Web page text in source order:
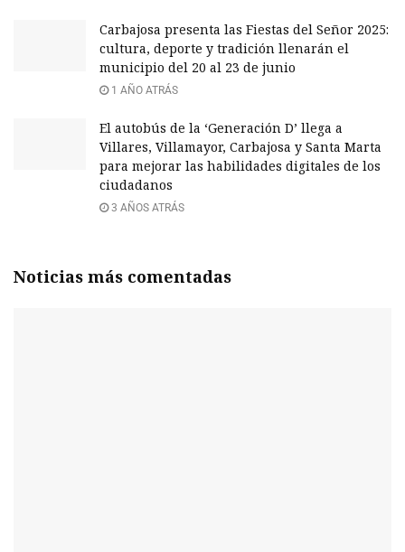
Carbajosa presenta las Fiestas del Señor 2025:
cultura, deporte y tradición llenarán el
municipio del 20 al 23 de junio
1 AÑO ATRÁS
El autobús de la ‘Generación D’ llega a
Villares, Villamayor, Carbajosa y Santa Marta
para mejorar las habilidades digitales de los
ciudadanos
3 AÑOS ATRÁS
Noticias más comentadas